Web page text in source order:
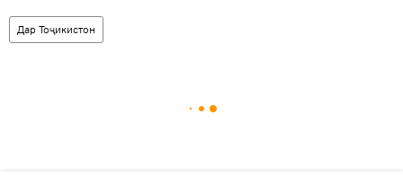
Дар Тоҷикистон